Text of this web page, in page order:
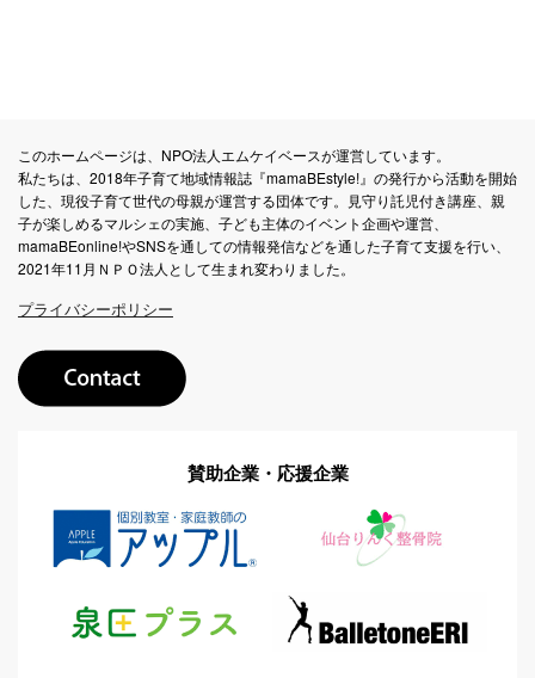
このホームページは、NPO法人エムケイベースが運営しています。
私たちは、2018年子育て地域情報誌『mamaBEstyle!』の発行から活動を開始
した、現役子育て世代の母親が運営する団体です。見守り託児付き講座、親
子が楽しめるマルシェの実施、子ども主体のイベント企画や運営、
mamaBEonline!やSNSを通しての情報発信などを通した子育て支援を行い、
2021年11月ＮＰＯ法人として生まれ変わりました。
プライバシーポリシー
賛助企業・応援企業